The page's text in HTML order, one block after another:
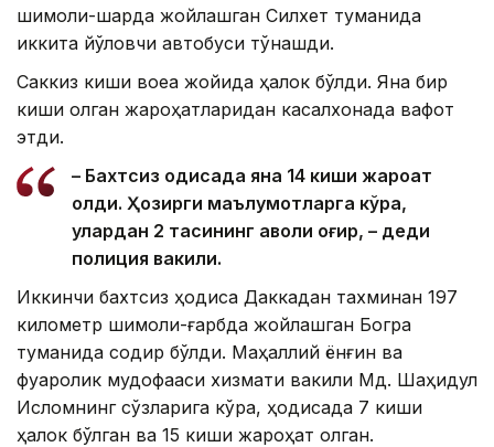
шимоли-шарқда жойлашган Силхет туманида
иккита йўловчи автобуси тўқнашди.
Саккиз киши воқеа жойида ҳалок бўлди. Яна бир
киши олган жароҳатларидан касалхонада вафот
этди.
– Бахтсиз ҳодисада яна 14 киши жароҳат
олди. Ҳозирги маълумотларга кўра,
улардан 2 тасининг аҳволи оғир, – деди
полиция вакили.
Иккинчи бахтсиз ҳодиса Даккадан тахминан 197
километр шимоли-ғарбда жойлашган Богра
туманида содир бўлди. Маҳаллий ёнғин ва
фуқаролик мудофааси хизмати вакили Мд. Шаҳидул
Исломнинг сўзларига кўра, ҳодисада 7 киши
ҳалок бўлган ва 15 киши жароҳат олган.